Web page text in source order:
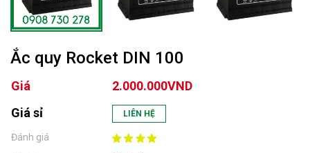
Ắc quy Rocket DIN 100
Giá
2.000.000VND
Giá sỉ
LIÊN HỆ
Đánh giá